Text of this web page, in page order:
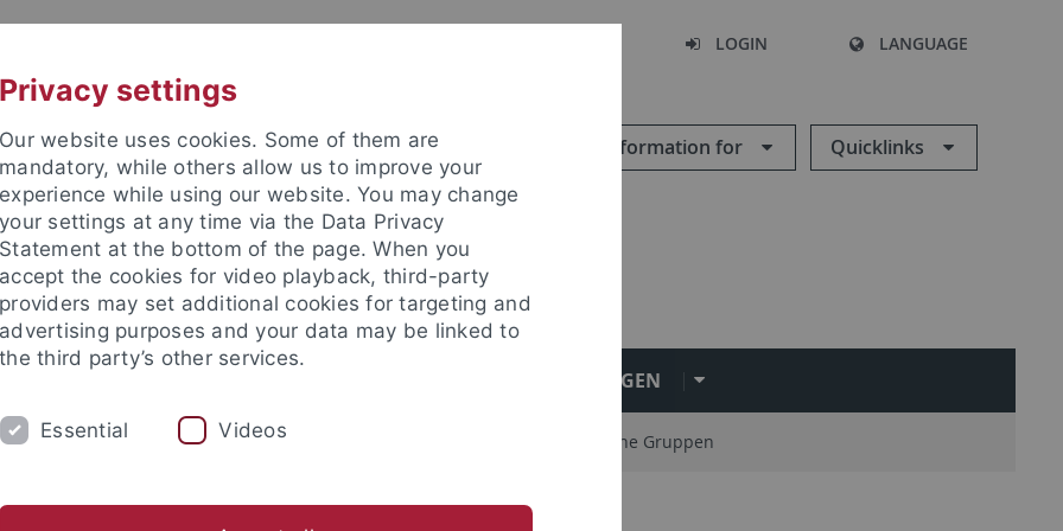
LOGIN LANGUAGE
Information for Quicklinks
EINRICHTUNGEN
Studienfachberatung Internationales Fachschaften und studentische Gruppen
Das Fach Jura
Privacy settings
Our website uses cookies. Some of them are
mandatory, while others allow us to improve your
experience while using our website. You may change
your settings at any time via the Data Privacy
Statement at the bottom of the page. When you
accept the cookies for video playback, third-party
providers may set additional cookies for targeting and
advertising purposes and your data may be linked to
the third party’s other services.
Essential Videos